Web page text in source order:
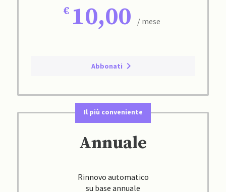
10,00 / mese
Abbonati
Il più conveniente
Annuale
Rinnovo automatico
su base annuale